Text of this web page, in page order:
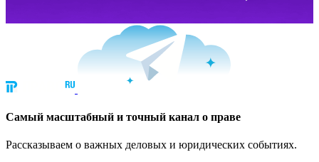
Cамый масштабный и точный канал о праве
Рассказываем о важных деловых и юридических событиях.